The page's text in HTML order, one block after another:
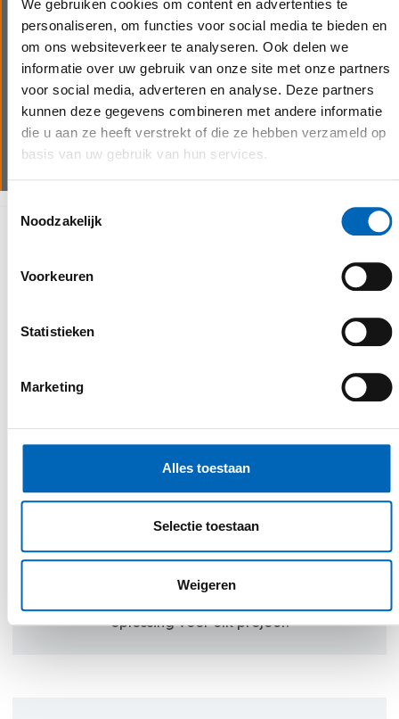
We gebruiken cookies om content en advertenties te
personaliseren, om functies voor social media te bieden en
om ons websiteverkeer te analyseren. Ook delen we
informatie over uw gebruik van onze site met onze partners
voor social media, adverteren en analyse. Deze partners
kunnen deze gegevens combineren met andere informatie
die u aan ze heeft verstrekt of die ze hebben verzameld op
basis van uw gebruik van hun services.
Noodzakelijk
Voorkeuren
Statistieken
Marketing
Alles toestaan
Selectie toestaan
Weigeren
Dankzij onze eigen transportdienst en
servicewagens kunnen wij steeds snel schakelen bij
last minute bestellingen of technische problemen.
Wij beschikken over goed uitgeruste servicewagens
voor assistentie op locatie en garanderen zo een
minimale stilstand van de machine(s).
Waarom kiezen voor CEBEKO
Een belangrijk uitgangspunt in de
klantgerichtheid. Door open
communicatie, deskundig advies en een
persoonlijke aanpak willen wij jou een
zoeken samen met jou een gepaste
oplossing voor elk project.